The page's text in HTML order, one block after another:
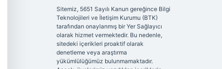
Sitemiz, 5651 Sayılı Kanun gereğince Bilgi
Teknolojileri ve İletişim Kurumu (BTK)
tarafından onaylanmış bir Yer Sağlayıcı
olarak hizmet vermektedir. Bu nedenle,
sitedeki içerikleri proaktif olarak
denetleme veya araştırma
yükümlülüğümüz bulunmamaktadır.